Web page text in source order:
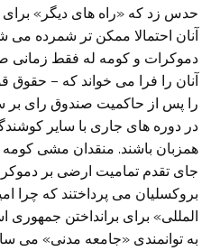
حدس زد که «راه های دیگر»
آنان احتمالا ممکن تر شمرده می
دموکرات و کومه له فقط زمانی
آنان را فرا می خواند که – حقوق
را پس از حاکمیت صندوق رای
در دوره های جاری با سایر
همزبان باشند. منقدان مشی کومه
جای تقدم تمامیت ارضی بر
بروکسلیان می پرداختند که چرا
المللی» برای برانداختن جمهوری
به توانمندی «جامعه مدنی» می